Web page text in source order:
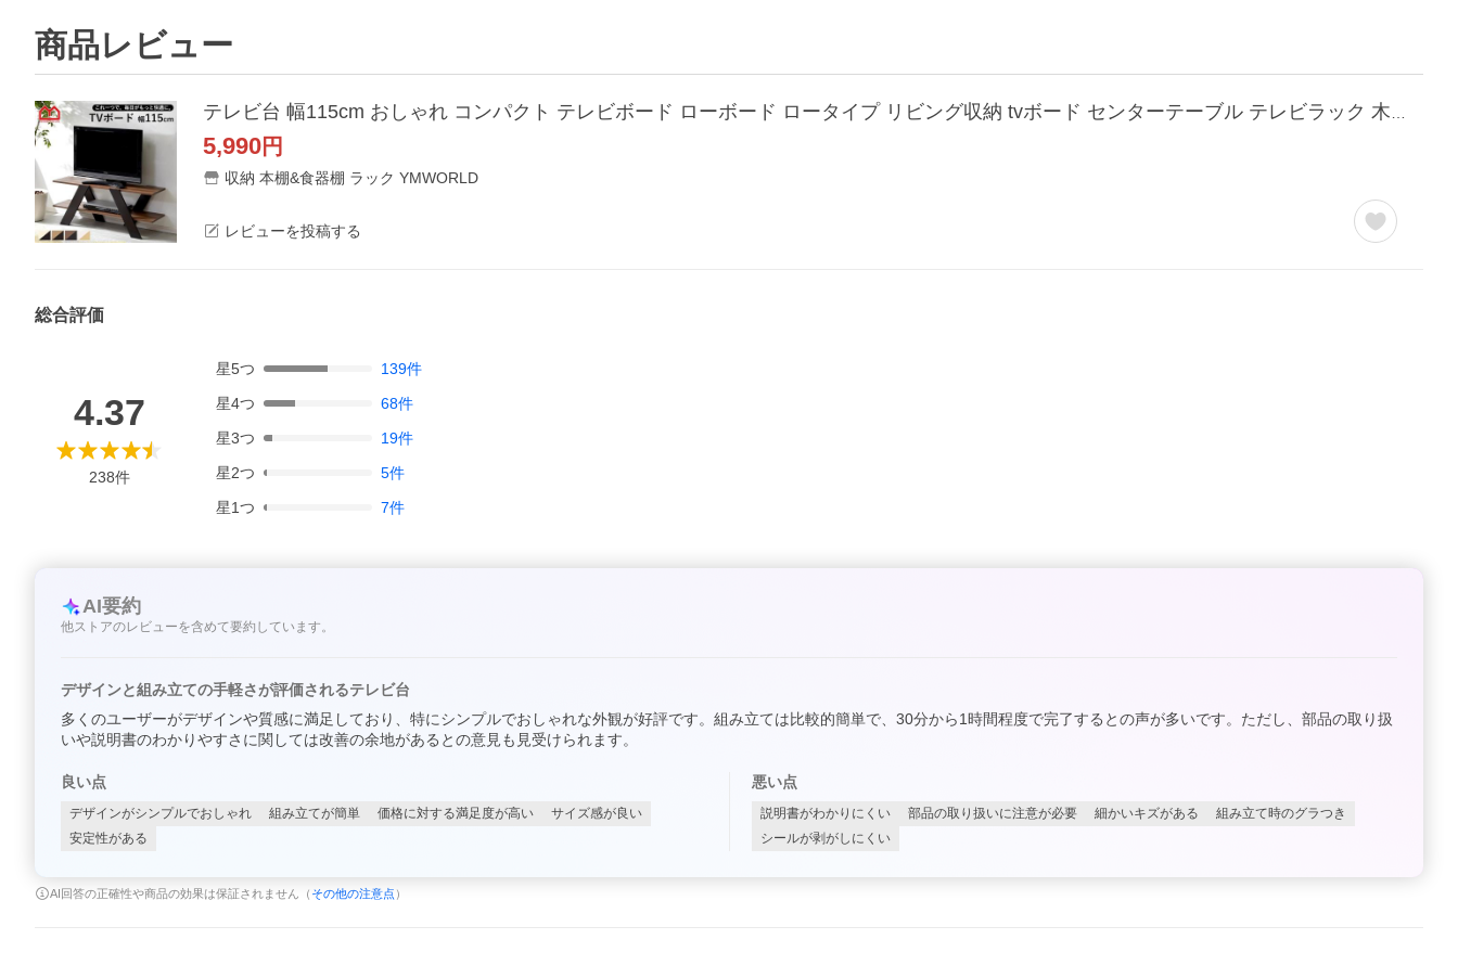
商品レビュー
5,990円
収納 本棚&食器棚 ラック YMWORLD
レビューを投稿する
総合評価
4.37
238件
星5つ 139件
星4つ 68件
星3つ 19件
星2つ 5件
星1つ 7件
AI要約
他ストアのレビューを含めて要約しています。
デザインと組み立ての手軽さが評価されるテレビ台
多くのユーザーがデザインや質感に満足しており、特にシンプルでおしゃれな外観が好評です。組み立ては比較的簡単で、30分から1時間程度で完了するとの声が多いです。ただし、部品の取り扱
いや説明書のわかりやすさに関しては改善の余地があるとの意見も見受けられます。
良い点
デザインがシンプルでおしゃれ 組み立てが簡単 価格に対する満足度が高い
サイズ感が良い
安定性がある
悪い点
説明書がわかりにくい 部品の取り扱いに注意が必要 細かいキズがある
組み立て時のグラつき
シールが剥がしにくい
AI回答の正確性や商品の効果は保証されません（ その他の注意点 ）